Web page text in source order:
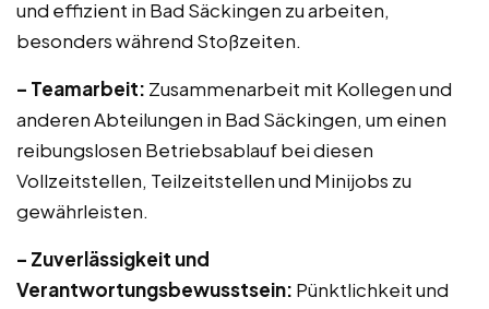
und effizient in Bad Säckingen zu arbeiten,
besonders während Stoßzeiten.
– Teamarbeit: Zusammenarbeit mit Kollegen und
anderen Abteilungen in Bad Säckingen, um einen
reibungslosen Betriebsablauf bei diesen
Vollzeitstellen, Teilzeitstellen und Minijobs zu
gewährleisten.
– Zuverlässigkeit und
Verantwortungsbewusstsein: Pünktlichkeit und